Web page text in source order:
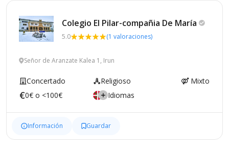
Colegio El Pilar-compañia De María
5.0 (1 valoraciones)
Señor de Aranzate Kalea 1, Irun
Concertado Religioso
Mixto
0€ o <100€
Idiomas
Información Guardar